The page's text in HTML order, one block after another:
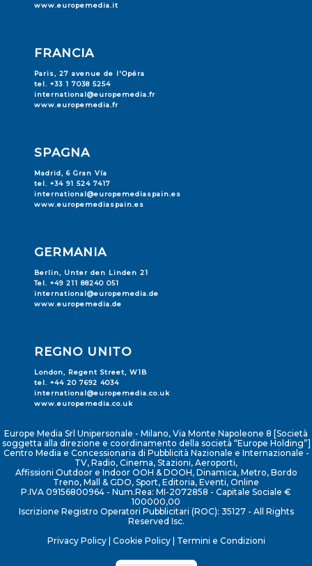
www.europemedia.it
FRANCIA
Paris, 27 avenue de l'Opéra
tel. +33 1 7038 5254
international@europemedia.fr
www.europemedia.fr
SPAGNA
Madrid, 6 Gran Vía
tel. +34 91 524 7417
international@europemediaspain.es
www.europemediaspain.es
GERMANIA
Berlin, Unter den Linden 21
Tel. +49 211 88240 051
international@europemedia.de
www.europemedia.de
REGNO UNITO
London, Regent Street, W1B
tel. +44 20 7692 4034
international@europemedia.co.uk
www.europemedia.co.uk
Europe Media Srl Unipersonale - Milano, Via Monte Napoleone 8 [Società
soggetta alla direzione e coordinamento della società “Europe Holding”]
Centro Media e Concessionaria di Pubblicità Nazionale e Internazionale -
TV, Radio, Cinema, Stazioni, Aeroporti,
Affissioni Outdoor e Indoor OOH & DOOH, Dinamica, Metro, Bordo
Treno, Mall & GDO, Sport, Editoria, Eventi, Online
P.IVA 09156800964 - Num.Rea: MI-2072858 - Capitale Sociale €
100000,00
Iscrizione Registro Operatori Pubblicitari (ROC): 35127 - All Rights
Reserved Isc.
Privacy Policy| Cookie Policy| Termini e Condizioni